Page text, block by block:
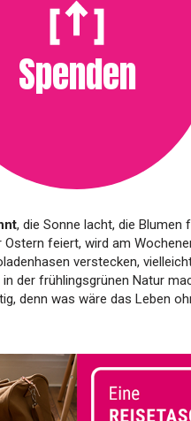
Spenden
, die Sonne lacht, die Blumen
Ostern feiert, wird am
verstecken,
in der frühlingsgrünen Natur
denn was wäre das Leben